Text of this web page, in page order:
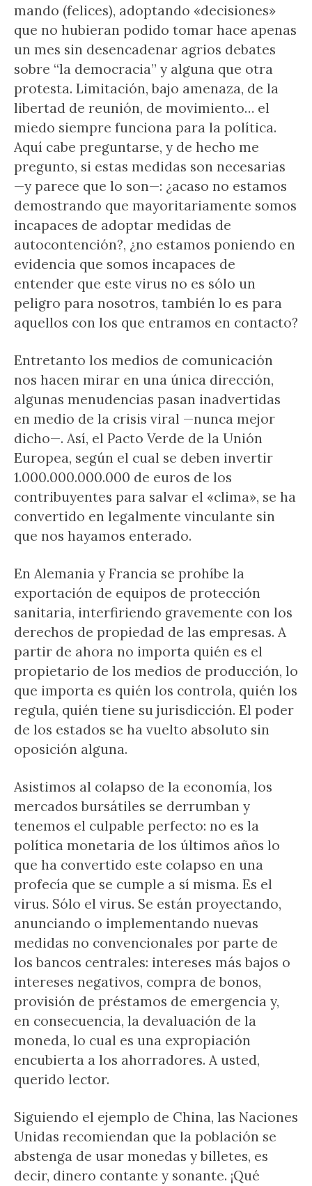
mando (felices), adoptando «decisiones»
que no hubieran podido tomar hace apenas
un mes sin desencadenar agrios debates
sobre “la democracia” y alguna que otra
protesta. Limitación, bajo amenaza, de la
libertad de reunión, de movimiento… el
miedo siempre funciona para la política.
Aquí cabe preguntarse, y de hecho me
pregunto, si estas medidas son necesarias
—y parece que lo son—: ¿acaso no estamos
demostrando que mayoritariamente somos
incapaces de adoptar medidas de
autocontención?, ¿no estamos poniendo en
evidencia que somos incapaces de
entender que este virus no es sólo un
peligro para nosotros, también lo es para
aquellos con los que entramos en contacto?
Entretanto los medios de comunicación
nos hacen mirar en una única dirección,
algunas menudencias pasan inadvertidas
en medio de la crisis viral —nunca mejor
dicho—. Así, el Pacto Verde de la Unión
Europea, según el cual se deben invertir
1.000.000.000.000 de euros de los
contribuyentes para salvar el «clima», se ha
convertido en legalmente vinculante sin
que nos hayamos enterado.
En Alemania y Francia se prohíbe la
exportación de equipos de protección
sanitaria, interfiriendo gravemente con los
derechos de propiedad de las empresas. A
partir de ahora no importa quién es el
propietario de los medios de producción, lo
que importa es quién los controla, quién los
regula, quién tiene su jurisdicción. El poder
de los estados se ha vuelto absoluto sin
oposición alguna.
Asistimos al colapso de la economía, los
mercados bursátiles se derrumban y
tenemos el culpable perfecto: no es la
política monetaria de los últimos años lo
que ha convertido este colapso en una
profecía que se cumple a sí misma. Es el
virus. Sólo el virus. Se están proyectando,
anunciando o implementando nuevas
medidas no convencionales por parte de
los bancos centrales: intereses más bajos o
intereses negativos, compra de bonos,
provisión de préstamos de emergencia y,
en consecuencia, la devaluación de la
moneda, lo cual es una expropiación
encubierta a los ahorradores. A usted,
querido lector.
Siguiendo el ejemplo de China, las Naciones
Unidas recomiendan que la población se
abstenga de usar monedas y billetes, es
decir, dinero contante y sonante. ¡Qué